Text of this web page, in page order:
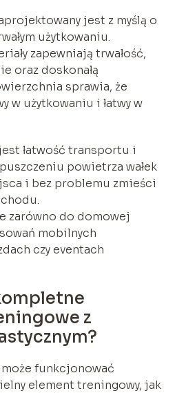
jest z myślą o
użytkowaniu.
zapewniają trwałość,
oraz doskonałą
sprawia, że
w użytkowaniu i łatwy w
łatwość transportu i
powietrza wałek
i bez problemu zmieści
zarówno do domowej
mobilnych
czy eventach
z
funkcjonować
element treningowy, jak